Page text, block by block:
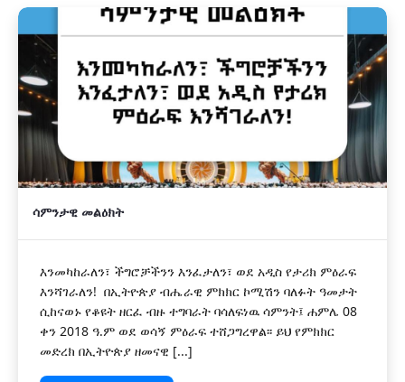
ሳምንታዊ መልዕክት
እንመካከራለን፣ ችግሮቻችንን እንፈታለን፣ ወደ አዲስ የታሪክ ምዕራፍ
እንሻገራለን! በኢትዮጵያ ብሔራዊ ምክክር ኮሚሽን ባለፉት ዓመታት
ሲከናወኑ የቆዩት ዘርፈ ብዙ ተግባራት ባሳለፍነዉ ሳምንት፤ ሐምሌ 08
ቀን 2018 ዓ.ም ወደ ወሳኝ ምዕራፍ ተሸጋግረዋል፡፡ ይህ የምክክር
መድረክ በኢትዮጵያ ዘመናዊ [...]